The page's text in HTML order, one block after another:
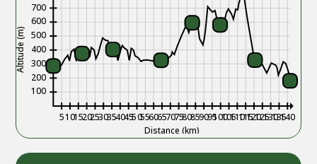
Distance (km)
Altitude (m)
5101520253035404550556065707580859095100105110115120125130135140
100
200
300
400
500
600
700